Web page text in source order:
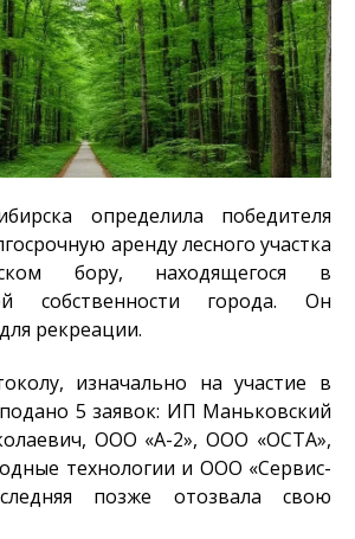
определила победителя
аренду лесного участка
бору, находящегося в
собственности города. Он
рекреации.
изначально на участие в
5 заявок: ИП Маньковский
ООО «А-2», ООО «ОСТА»,
технологии и ООО «Сервис-
позже отозвала свою